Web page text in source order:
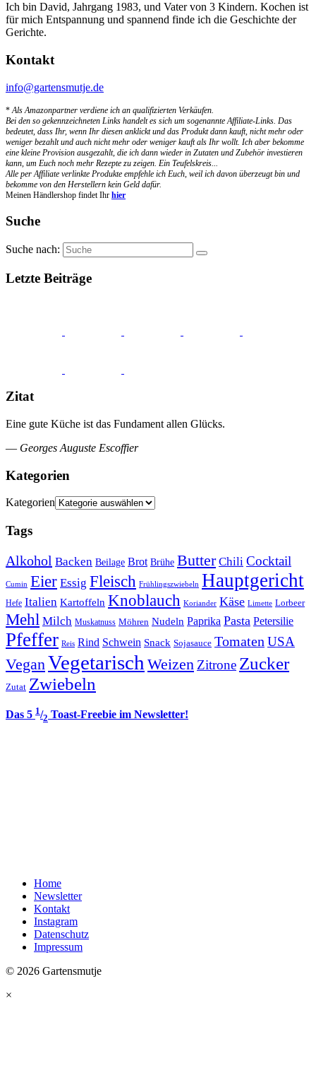
Ich bin David, Jahrgang 1983, und Vater von 3 Kindern. Kochen ist
für mich Entspannung und spannend finde ich die Geschichte der
Gerichte.
Kontakt
info@gartensmutje.de
* Als Amazonpartner verdiene ich an qualifizierten Verkäufen.
Bei den so gekennzeichneten Links handelt es sich um sogenannte Affiliate-Links. Das
bedeutet, dass Ihr, wenn Ihr diesen anklickt und das Produkt dann kauft, nicht mehr oder
weniger bezahlt und auch nicht mehr oder weniger kauft als Ihr wollt. Ich aber bekomme
eine kleine Provision ausgezahlt, die ich dann wieder in Zutaten und Zubehör investieren
kann, um Euch noch mehr Rezepte zu zeigen. Ein Teufelskreis...
Alle per Affiliate verlinkte Produkte empfehle ich Euch, weil ich davon überzeugt bin und
bekomme von den Herstellern kein Geld dafür.
Meinen Händlershop findet Ihr hier
Suche
Suche nach:
Letzte Beiträge
Zitat
Eine gute Küche ist das Fundament allen Glücks.
— Georges Auguste Escoffier
Kategorien
Kategorien
Tags
Alkohol Backen Beilage Brot Brühe Butter Chili Cocktail
Cumin Eier Essig Fleisch Frühlingszwiebeln Hauptgericht
Hefe Italien Kartoffeln Knoblauch Koriander Käse Limette Lorbeer
Mehl Milch Muskatnuss Möhren Nudeln Paprika Pasta Petersilie
Pfeffer Reis Rind Schwein Snack Sojasauce Tomaten USA
VeganVegetarisch Weizen Zitrone Zucker
Zutat Zwiebeln
Das 5 1/2 Toast-Freebie im Newsletter!
Home
Newsletter
Kontakt
Instagram
Datenschutz
Impressum
© 2026 Gartensmutje
×